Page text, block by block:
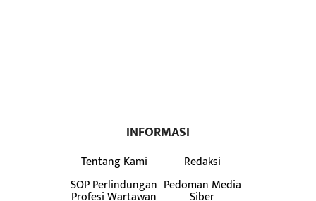
INFORMASI
Tentang Kami
Redaksi
SOP Perlindungan
Profesi Wartawan
Pedoman Media
Siber